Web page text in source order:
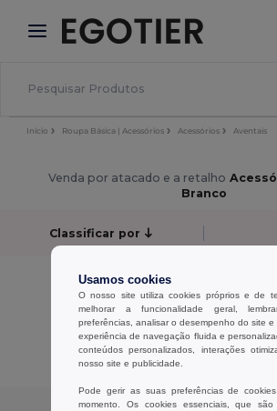
× App Egotier
Melhores preços na app!
Início Roupa Básica | Acessórios Acessórios Aventais
Venda por atacado e a retalho
Branco
Classificar por
Sem resultados.
Sem resultados.
Exibindo Todos Os
Usamos cookies
O nosso site utiliza cookies próprios e de
melhorar a funcionalidade geral,
preferências, analisar o desempenho do site e
experiência de navegação fluida e
conteúdos personalizados, interações
nosso site e publicidade.
Pode gerir as suas preferências de
momento. Os cookies essenciais, que são